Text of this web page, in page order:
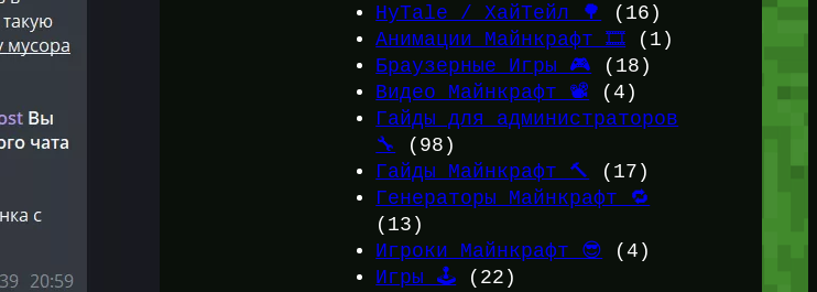
HyTale / ХайТейл 🌳
(16)
Анимации Майнкрафт 🎞️ (1)
Браузерные Игры 🎮 (18)
Видео Майнкрафт 📽️ (4)
Гайды для администраторов
🔧
(98)
Гайды Майнкрафт 🔨
(17)
Генераторы Майнкрафт 🔁
(13)
Игроки Майнкрафт 😎 (4)
Игры 🕹️ (22)